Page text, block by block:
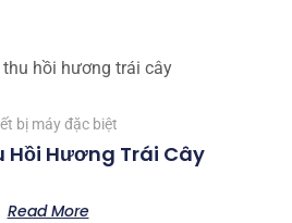
bị máy đặc biệt
Hồi Hương Trái Cây
Read More